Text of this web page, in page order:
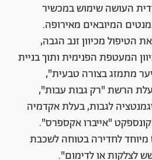
העושה שימוש במכשיר
המיובאים מאירופה.
הטיפול מכיוון זנב הגבה,
המעטפת הפנימית ותוך בניית
מתמזג בצורה טבעית",
הרשת "רק גבות עבות",
לגבות, בעלת אקדמיה
"אייברו אקספרס".
מיוחד לחדירה בטוחה לשכבת
לצלקות או לדימום".